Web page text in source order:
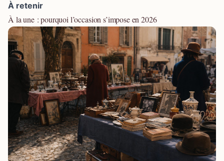
À retenir
À la une : pourquoi l’occasion s’impose en 2026